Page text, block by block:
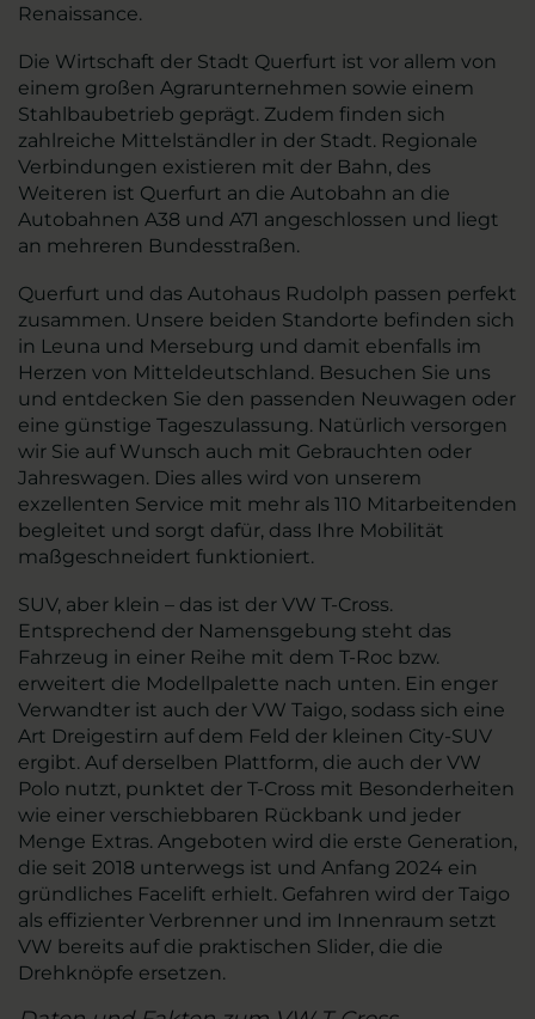
Renaissance.
Die Wirtschaft der Stadt Querfurt ist vor allem von
einem großen Agrarunternehmen sowie einem
Stahlbaubetrieb geprägt. Zudem finden sich
zahlreiche Mittelständler in der Stadt. Regionale
Verbindungen existieren mit der Bahn, des
Weiteren ist Querfurt an die Autobahn an die
Autobahnen A38 und A71 angeschlossen und liegt
an mehreren Bundesstraßen.
Querfurt und das Autohaus Rudolph passen perfekt
zusammen. Unsere beiden Standorte befinden sich
in Leuna und Merseburg und damit ebenfalls im
Herzen von Mitteldeutschland. Besuchen Sie uns
und entdecken Sie den passenden Neuwagen oder
eine günstige Tageszulassung. Natürlich versorgen
wir Sie auf Wunsch auch mit Gebrauchten oder
Jahreswagen. Dies alles wird von unserem
exzellenten Service mit mehr als 110 Mitarbeitenden
begleitet und sorgt dafür, dass Ihre Mobilität
maßgeschneidert funktioniert.
SUV, aber klein – das ist der VW T-Cross.
Entsprechend der Namensgebung steht das
Fahrzeug in einer Reihe mit dem T-Roc bzw.
erweitert die Modellpalette nach unten. Ein enger
Verwandter ist auch der VW Taigo, sodass sich eine
Art Dreigestirn auf dem Feld der kleinen City-SUV
ergibt. Auf derselben Plattform, die auch der VW
Polo nutzt, punktet der T-Cross mit Besonderheiten
wie einer verschiebbaren Rückbank und jeder
Menge Extras. Angeboten wird die erste Generation,
die seit 2018 unterwegs ist und Anfang 2024 ein
gründliches Facelift erhielt. Gefahren wird der Taigo
als effizienter Verbrenner und im Innenraum setzt
VW bereits auf die praktischen Slider, die die
Drehknöpfe ersetzen.